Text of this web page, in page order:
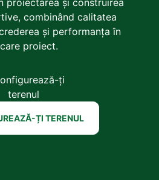
combinând calitatea
și performanța în
proiect.
ȚI TERENUL